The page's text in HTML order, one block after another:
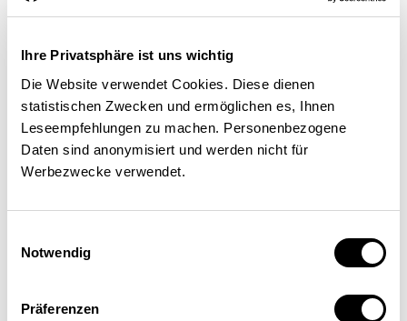
Ihre Privatsphäre ist uns wichtig
Die Website verwendet Cookies. Diese dienen
statistischen Zwecken und ermöglichen es, Ihnen
Leseempfehlungen zu machen. Personenbezogene
Daten sind anonymisiert und werden nicht für
Werbezwecke verwendet.
Notwendig
Präferenzen
Mark Starmanns